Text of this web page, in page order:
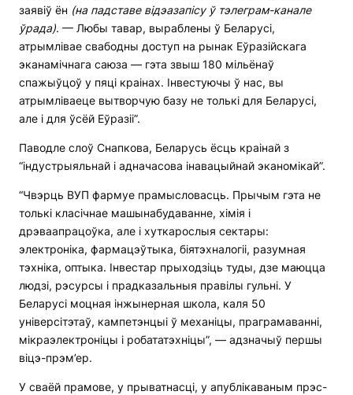
заявіў ён (на падставе відэазапісу ў тэлеграм-канале
ўрада). — Любы тавар, выраблены ў Беларусі,
атрымлівае свабодны доступ на рынак Еўразійскага
эканамічнага саюза — гэта звыш 180 мільёнаў
спажыўцоў у пяці краінах. Інвестуючы ў нас, вы
атрымліваеце вытворчую базу не толькі для Беларусі,
але і для ўсёй Еўразіі”.
Паводле слоў Снапкова, Беларусь ёсць краінай з
“індустрыяльнай і адначасова інавацыйнай эканомікай”.
“Чвэрць ВУП фармуе прамысловасць. Прычым гэта не
толькі класічнае машынабудаванне, хімія і
дрэваапрацоўка, але і хуткарослыя сектары:
электроніка, фармацэўтыка, біятэхналогіі, разумная
тэхніка, оптыка. Інвестар прыходзіць туды, дзе маюцца
людзі, рэсурсы і прадказальныя правілы гульні. У
Беларусі моцная інжынерная школа, каля 50
універсітэтаў, кампетэнцыі ў механіцы, праграмаванні,
мікраэлектроніцы і робататэхніцы”, — адзначыў першы
віцэ-прэм’ер.
У сваёй прамове, у прыватнасці, у апублікаваным прэс-